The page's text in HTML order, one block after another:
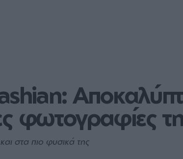
φωτογραφίες
στα πιο φυσικά της